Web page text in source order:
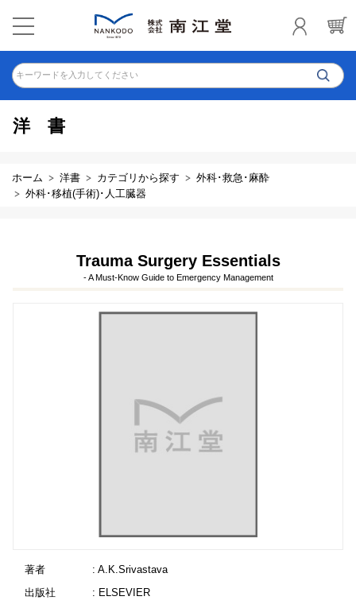
キーワードを入力してください
洋書
ホーム 洋書 カテゴリから探す
外科･救急･麻酔
外科･移植(手術)･人工臓器
Trauma Surgery Essentials
- A Must-Know Guide to Emergency Management
著者
: A.K.Srivastava
出版社
: ELSEVIER